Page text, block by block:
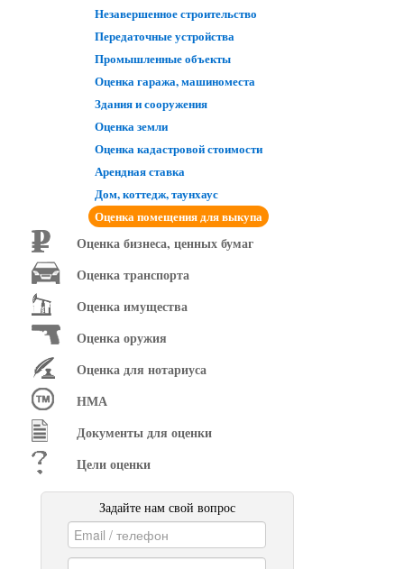
Незавершенное строительство
Передаточные устройства
Промышленные объекты
Оценка гаража, машиноместа
Здания и сооружения
Оценка земли
Оценка кадастровой стоимости
Арендная ставка
Дом, коттедж, таунхаус
Оценка помещения для выкупа
Оценка бизнеса, ценных бумаг
Оценка транспорта
Оценка имущества
Оценка оружия
Оценка для нотариуса
НМА
Документы для оценки
Цели оценки
Задайте нам свой вопрос